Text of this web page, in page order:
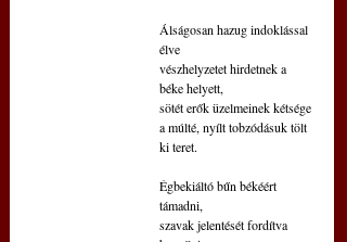
Álságosan hazug indoklással
élve
vészhelyzetet hirdetnek a
béke helyett,
sötét erők üzelmeinek kétsége
a múlté, nyílt tobzódásuk tölt
ki teret.
Égbekiáltó bűn békéért
támadni,
szavak jelentését fordítva